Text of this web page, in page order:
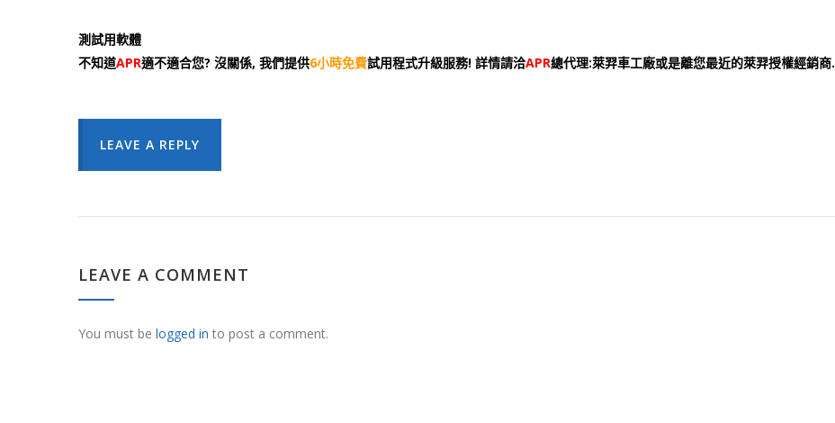
測試用軟體
不知道APR適不適合您? 沒關係, 我們提供6小時免費試用程式升級服務! 詳情請洽APR總代理:萊羿車工廠或是離您最近的萊羿授權經銷商.
LEAVE A REPLY
LEAVE A COMMENT
You must be logged in to post a comment.